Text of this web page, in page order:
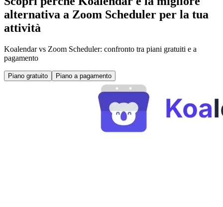
alternativa a Zoom Scheduler per la tua
attività
Koalendar vs Zoom Scheduler: confronto tra piani gratuiti e a
pagamento
Piano gratuito Piano a pagamento